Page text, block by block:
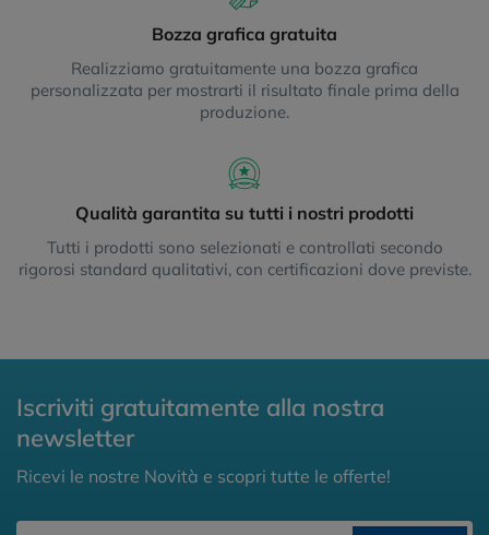
Bozza grafica gratuita
Realizziamo gratuitamente una bozza grafica
personalizzata per mostrarti il risultato finale prima della
produzione.
Qualità garantita su tutti i nostri prodotti
Tutti i prodotti sono selezionati e controllati secondo
rigorosi standard qualitativi, con certificazioni dove previste.
Iscriviti gratuitamente alla nostra
newsletter
Ricevi le nostre Novità e scopri tutte le offerte!